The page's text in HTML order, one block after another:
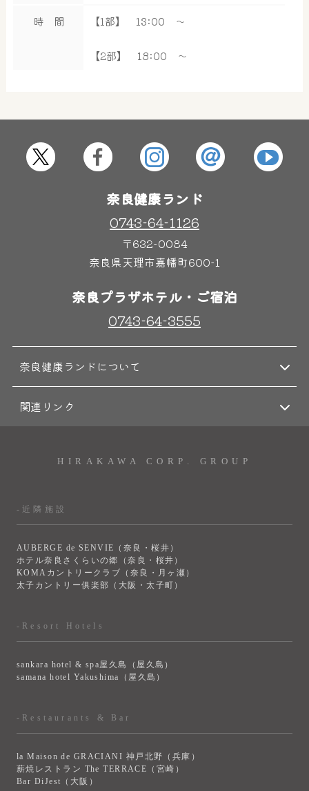
屋内レジャープール グルメ
奈良わんぱくランド
その他施設 ご宿泊
時 間 【1部】 13:00 ～
【2部】 18:00 ～
奈良健康ランド
0743-64-1126
〒632-0084
奈良県天理市嘉幡町600-1
奈良プラザホテル・ご宿泊
0743-64-3555
奈良健康ランドについて
関連リンク
HIRAKAWA CORP. GROUP
-近隣施設
AUBERGE de SENVIE（奈良・桜井）
ホテル奈良さくらいの郷（奈良・桜井）
KOMAカントリークラブ（奈良・月ヶ瀬）
太子カントリー俱楽部（大阪・太子町）
-Resort Hotels
sankara hotel & spa屋久島（屋久島）
samana hotel Yakushima（屋久島）
-Restaurants & Bar
la Maison de GRACIANI 神戸北野（兵庫）
薪焼レストラン The TERRACE（宮崎）
Bar DiJest（大阪）